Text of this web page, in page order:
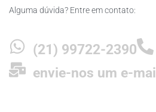
Alguma dúvida? Entre em contato:
(21) 99722-2390
envie-nos um e-mail